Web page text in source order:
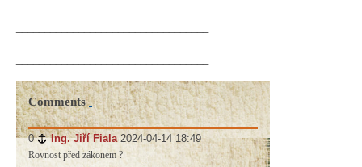
Comments
0 # Ing. Jiří Fiala 2024-04-14 18:49
Rovnost před zákonem ?